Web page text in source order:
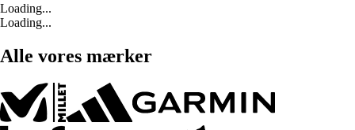
Loading...
Loading...
Alle vores mærker